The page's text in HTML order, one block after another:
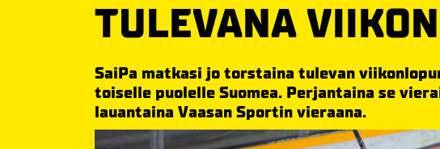
TULEVANA
SaiPa matkasi jo torstaina tulevan
toiselle puolelle Suomea. Perjantaina se
lauantaina Vaasan Sportin vieraana.